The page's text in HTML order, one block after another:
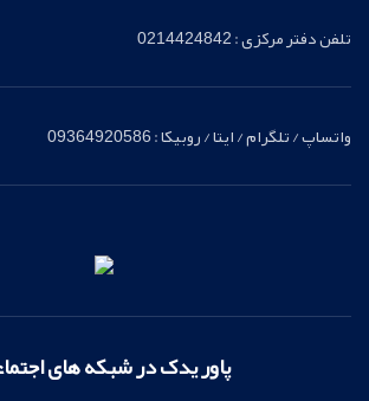
تلفن دفتر مرکزی : 0214424842
واتساپ / تلگرام / ایتا / روبیکا : 09364920586
پاور یدک در شبکه های